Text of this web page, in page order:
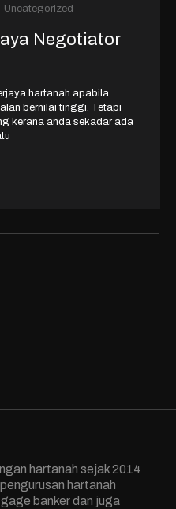
Uncategorized
Negotiator
hartanah apabila
bernilai tinggi. Tetapi
kerana anda sekadar ada
hartanah sejak 2014
hartanah
banker dan juga